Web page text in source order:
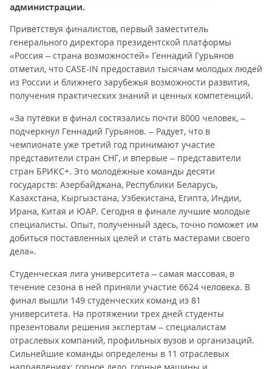
администрации.
Приветствуя финалистов, первый заместитель
генерального директора президентской платформы
«Россия – страна возможностей» Геннадий Гурьянов
отметил, что CASE-IN предоставил тысячам молодых людей
из России и ближнего зарубежья возможности развития,
получения практических знаний и ценных компетенций.
«За путёвки в финал состязались почти 8000 человек, –
подчеркнул Геннадий Гурьянов. – Радует, что в
чемпионате уже третий год принимают участие
представители стран СНГ, и впервые – представители
стран БРИКС+. Это молодёжные команды десяти
государств: Азербайджана, Республики Беларусь,
Казахстана, Кыргызстана, Узбекистана, Египта, Индии,
Ирана, Китая и ЮАР. Сегодня в финале лучшие молодые
специалисты. Опыт, полученный здесь, точно поможет им
добиться поставленных целей и стать мастерами своего
дела».
Студенческая лига университета – самая массовая, в
течение сезона в ней приняли участие 6624 человека. В
финал вышли 149 студенческих команд из 81
университета. На протяжении трех дней студенты
презентовали решения экспертам – специалистам
отраслевых компаний, профильных вузов и организаций.
Сильнейшие команды определены в 11 отраслевых